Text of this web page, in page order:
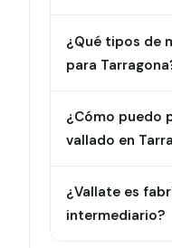
¿Qué tipos de
para
¿Cómo puedo
vallado en
¿Vallate es
intermediario?